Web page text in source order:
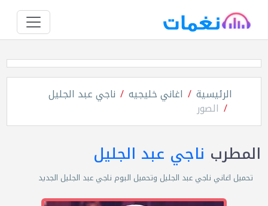
الرئيسية اغاني خليجيه ناجي عبد الجليل
الصور
المطرب ناجي عبد الجليل
تحميل اغاني ناجي عبد الجليل وتحميل البوم ناجي عبد الجليل الجديد